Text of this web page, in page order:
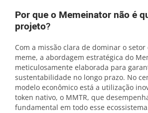
Por que o Memeinator não é
projeto?
Com a missão clara de dominar o setor
meme, a abordagem estratégica do
meticulosamente elaborada para
sustentabilidade no longo prazo. No
modelo econômico está a utilização
token nativo, o MMTR, que
fundamental em todo esse